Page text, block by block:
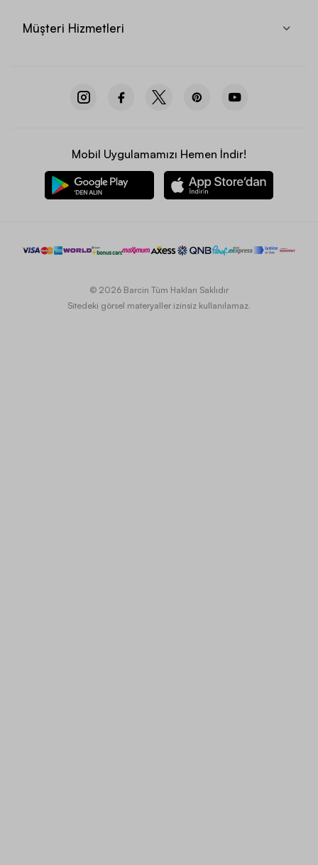
Müşteri Hizmetleri
Mobil Uygulamamızı Hemen İndir!
© 2026 Barcin Tüm Hakları Saklıdır
Sitedeki görsel materyaller izinsiz kullanılamaz.